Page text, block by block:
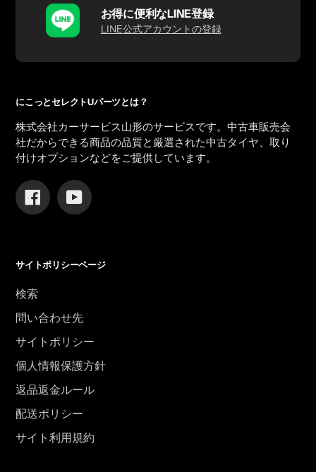
お得に便利なLINE登録
LINE公式アカウントの登録
にこっとセレクトUパーツとは？
株式会社カーサービス山形のサービスです。中古車販売会
社だからできる商品の品質と厳選された中古タイヤ、取り
付けオプションなどをご提供しています。
FacebookYouTube
サイトポリシーページ
検索
問い合わせ先
サイトポリシー
個人情報保護方針
返品返金ルール
配送ポリシー
サイト利用規約